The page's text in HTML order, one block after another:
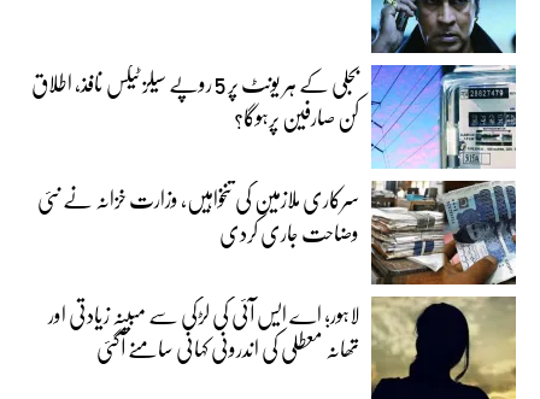
بجلی کے ہر یونٹ پر 5 روپے سیلز ٹیکس نافذ، اطلاق
کن صارفین پرہوگا؟
سرکاری ملازمین کی تنخواہیں، وزارت خزانہ نے نئی
وضاحت جاری کردی
لاہور؛ اے ایس آئی کی لڑکی سے مبینہ زیادتی اور
تھانہ معطلی کی اندرونی کہانی سامنے آگئی